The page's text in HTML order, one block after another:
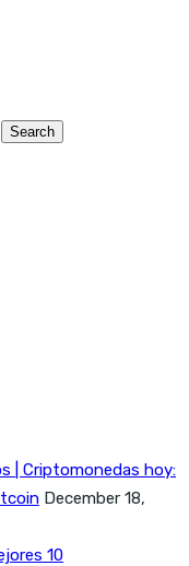
| Criptomonedas hoy:
December 18,
10